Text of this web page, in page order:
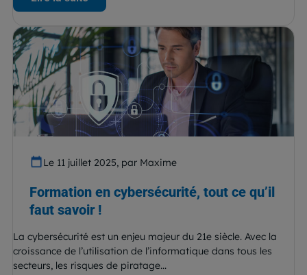
Le 11 juillet 2025, par Maxime
Formation en cybersécurité, tout ce qu’il
faut savoir !
La cybersécurité est un enjeu majeur du 21e siècle. Avec la
croissance de l’utilisation de l’informatique dans tous les
secteurs, les risques de piratage...